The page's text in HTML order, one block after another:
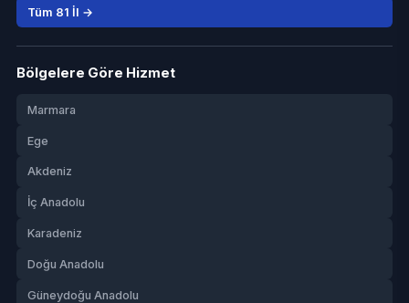
Tüm 81 İl →
Bölgelere Göre Hizmet
Marmara
Ege
Akdeniz
İç Anadolu
Karadeniz
Doğu Anadolu
Güneydoğu Anadolu